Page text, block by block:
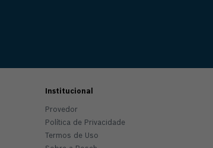
Institucional
Provedor
Política de Privacidade
Termos de Uso